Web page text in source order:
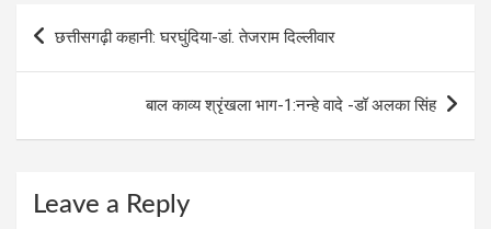
o
n
g A
p
navigation
छत्तीसगढ़ी कहानी: घरघुंदिया-डां. तेजराम दिल्लीवार
बाल काव्य श्रृंखला भाग-1:नन्हे वादे -डॉ अलका सिंह
Leave a Reply